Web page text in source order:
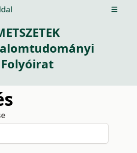
Open
Folyóirat